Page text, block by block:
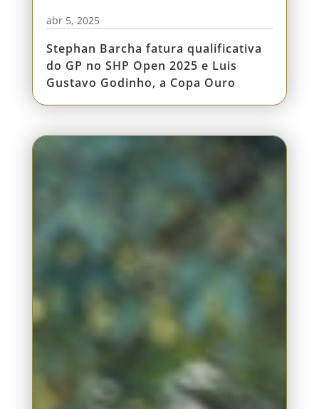
Stephan Barcha fatura qualificativa
do GP no SHP Open 2025 e Luis
Gustavo Godinho, a Copa Ouro
abr 5, 2025